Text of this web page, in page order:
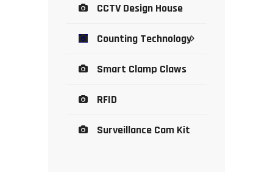
CCTV Design House
Counting Technology
Smart Clamp Claws
RFID
Surveillance Cam Kit